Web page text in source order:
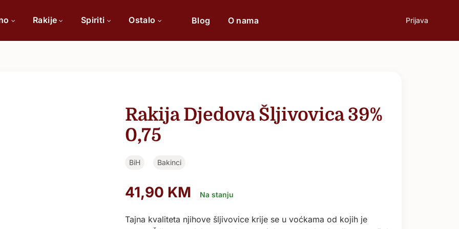
Aperitiv
Rakije Spiriti Ostalo Blog O nama Prijava
Rakija Djedova Šljivovica 39%
0,75
BiH Bakinci
41,90 KM Na stanju
Tajna kvaliteta njihove šljivovice krije se u voćkama od kojih je